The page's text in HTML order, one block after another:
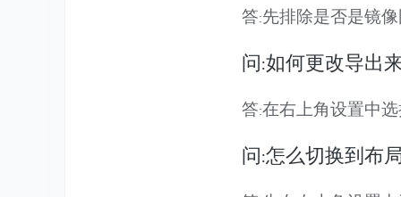
答:先排除是否是镜
问:如何更改导出
答:在右上角设置中
问:怎么切换到布